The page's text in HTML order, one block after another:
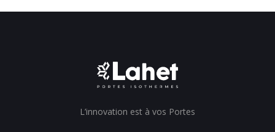
L’innovation est à vos Portes